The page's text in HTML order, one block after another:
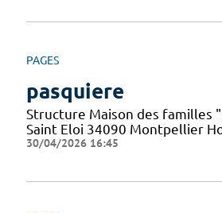
PAGES
pasquiere
Structure Maison des familles
Saint Eloi 34090 Montpellier
30/04/2026 16:45